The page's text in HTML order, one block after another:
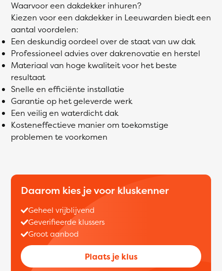
Waarvoor een dakdekker inhuren?
Kiezen voor een dakdekker in Leeuwarden biedt een
aantal voordelen:
Een deskundig oordeel over de staat van uw dak
Professioneel advies over dakrenovatie en herstel
Materiaal van hoge kwaliteit voor het beste
resultaat
Snelle en efficiënte installatie
Garantie op het geleverde werk
Een veilig en waterdicht dak
Kosteneffectieve manier om toekomstige
problemen te voorkomen
Daarom kies je voor kluskenner
Geheel vrijblijvend
Geverifieerde klussers
Groot aanbod
Plaats je klus